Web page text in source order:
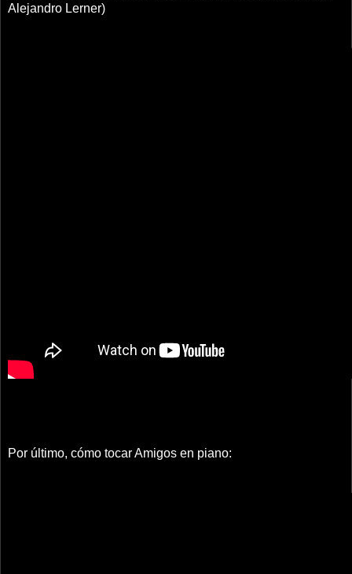
Alejandro Lerner)
Por último, cómo tocar Amigos en piano: